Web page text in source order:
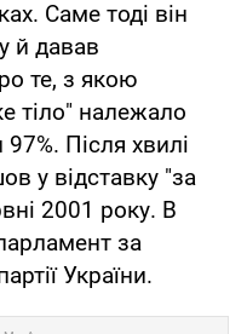
Саме тоді він
й давав
те, з якою
тіло" належало
Після хвилі
у відставку "за
2001 року. В
за
України.